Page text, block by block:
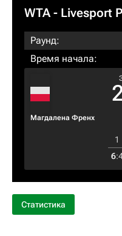
WTA- Livesport
Раунд:
Время начала:
Магдалена Френх
1
6:
Статистика